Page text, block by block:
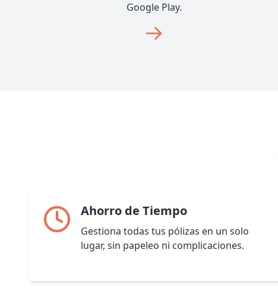
Google Play.
Ahorro de Tiempo
Gestiona todas tus pólizas en un solo
lugar, sin papeleo ni complicaciones.